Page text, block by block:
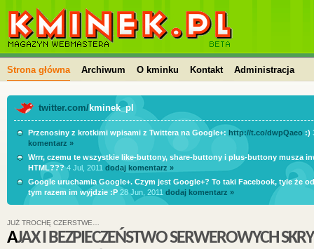
kminek.pl | HTML, PHP, CSS, JavaScript, WordPress,
kursy, skrypty, blog
Strona główna Archiwum O kminku Kontakt Administracja
twitter.com/kminek_pl
Przenosiny z krotkimi wpisami z Twittera na Google+: http://t.co/dwpQaeo :)
komentarz »
Wrrr, czemu te wszystkie like-buttony, share-buttony i plus-buttony musza
HTML???4 Jul, 2011 dodaj komentarz »
Google uruchamia Google+. Czym jest Google+? To taki Facebook, tyle że
tym razem im wyjdzie :P 28 Jun, 2011 dodaj komentarz »
JUŻ TROCHĘ CZERSTWE…
AJAX I BEZPIECZEŃSTWO SERWEROWYCH